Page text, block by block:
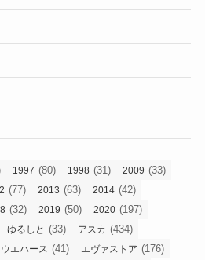
1997 (80) 1998 (31) 2009 (33)
(77) 2013 (63) 2014 (42)
(32) 2019 (50) 2020 (197)
ゆるしと (33) アスカ (434)
ウエハース (41) エヴァストア (176)